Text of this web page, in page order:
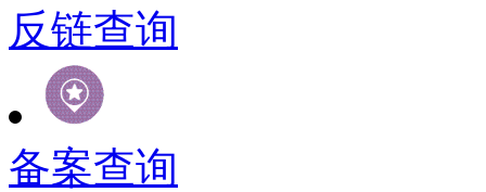
反链查询
备案查询